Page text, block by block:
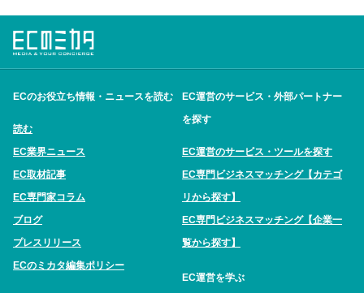
ECのお役立ち情報・ニュースを読む
読む
EC業界ニュース
EC取材記事
EC専門家コラム
ブログ
プレスリリース
ECのミカタ編集ポリシー
EC運営のサービス・外部パートナー
を探す
EC運営のサービス・ツールを探す
EC専門ビジネスマッチング【カテゴ
リから探す】
EC専門ビジネスマッチング【企業一
覧から探す】
EC運営を学ぶ